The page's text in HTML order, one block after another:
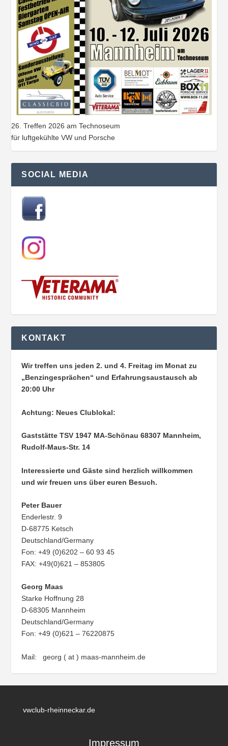
26. Treffen 2026 am Technoseum
für luftgekühlte VW und Porsche
SOCIAL MEDIA
KONTAKT
Wir treffen uns jeden 2. und 4. Freitag im Monat zu
„Benzingesprächen“ und Erfahrungsaustausch ab
20:00 Uhr
Achtung: Neues Clublokal:
Gaststätte TSV 1947 MA-Schönau68307 Mannheim,
Rudolf-Maus-Str. 14
Interessierte und Gäste sind herzlich willkommen
und wir freuen uns über euren Besuch.
Peter Bauer
Enderlestr. 9
D-68775 Ketsch
Deutschland/Germany
Fon: +49 (0)6202 – 60 93 45
FAX: +49(0)621 – 853805
Georg Maas
Starke Hoffnung 28
D-68305 Mannheim
Deutschland/Germany
Fon: +49 (0)621 – 76220875
Mail: georg ( at ) maas-mannheim.de
vwclub-rheinneckar.de
Impressum